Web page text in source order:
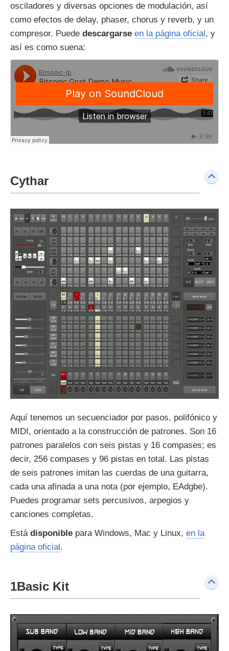
osciladores y diversas opciones de modulación, así
como efectos de delay, phaser, chorus y reverb, y un
compresor. Puede descargarse en la página oficial, y
así es como suena:
Cythar
Aquí tenemos un secuenciador por pasos, polifónico y
MIDI, orientado a la construcción de patrones. Son 16
patrones paralelos con seis pistas y 16 compases; es
decir, 256 compases y 96 pistas en total. Las pistas
de seis patrones imitan las cuerdas de una guitarra,
cada una afinada a una nota (por ejemplo, EAdgbe).
Puedes programar sets percusivos, arpegios y
canciones completas.
Está disponible para Windows, Mac y Linux, en la
página oficial.
1Basic Kit